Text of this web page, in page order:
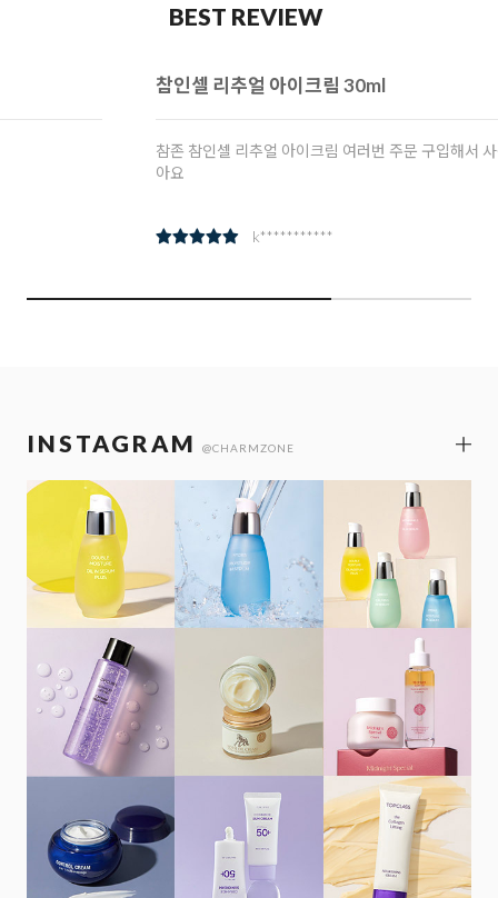
BEST REVIEW
참인셀 리추얼 아이크림 30ml
참존 참인셀 리추얼 아이크림 여러번 주문 구입해서 사용중입니다. 좋
k***********
INSTAGRAM @CHARMZONE